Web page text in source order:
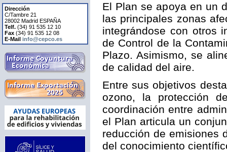
Dirección
C/Tambre 21
28002 Madrid ESPAÑA
Telf. (34) 91 535 12 10
Fax (34) 91 535 12 08
E-Mail info@cepco.es
El Plan se apoya en un
las principales zonas
integrándose con otros
de Control de la
Plazo. Asimismo, se
de calidad del aire.
Entre sus objetivos
ozono, la protección
coordinación entre
el Plan articula un
reducción de emisiones
del conocimiento